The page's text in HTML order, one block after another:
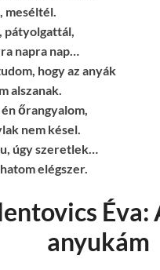
meséltél.
pátyolgattál,
napra nap…
hogy az anyák
alszanak.
őrangyalom,
nem késel.
úgy szeretlek…
elégszer.
Éva:
anyukám